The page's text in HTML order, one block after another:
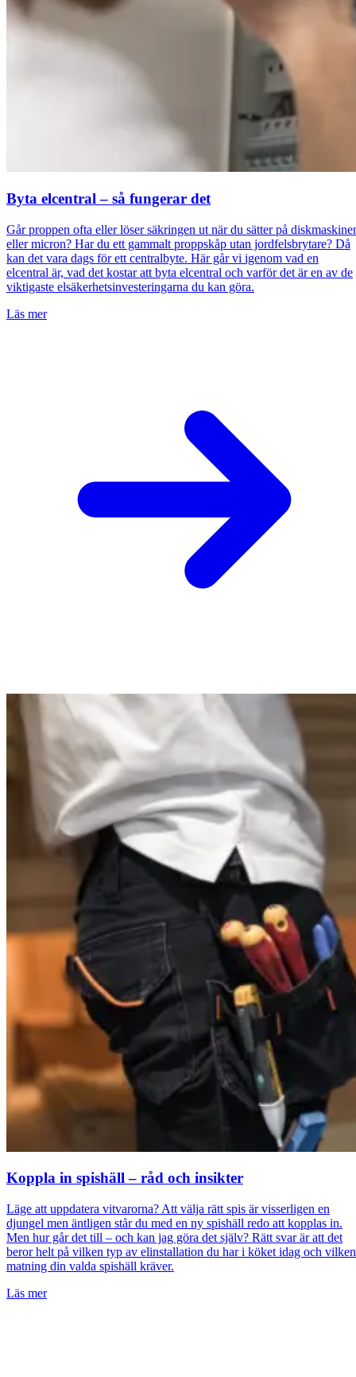
Byta elcentral – så fungerar det
Går proppen ofta eller löser säkringen ut när du sätter på
eller micron? Har du ett gammalt proppskåp utan jordfelsbrytare? Då
kan det vara dags för ett centralbyte. Här går vi igenom vad en
elcentral är, vad det kostar att byta elcentral och varför det är en av de
viktigaste elsäkerhetsinvesteringarna du kan göra.
Läs mer
Koppla in spishäll – råd och insikter
Läge att uppdatera vitvarorna? Att välja rätt spis är visserligen en
djungel men äntligen står du med en ny spishäll redo att kopplas in.
Men hur går det till – och kan jag göra det själv? Rätt svar är att det
beror helt på vilken typ av elinstallation du har i köket idag och vilken
matning din valda spishäll kräver.
Läs mer